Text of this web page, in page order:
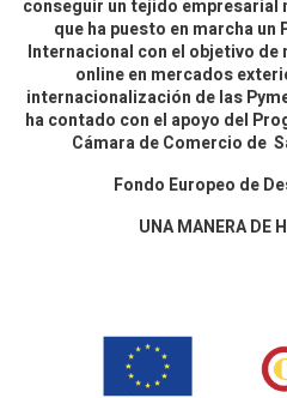
conseguir un tejido
que ha puesto en marcha
Internacional con el objetivo
online en mercados
internacionalización de las
ha contado con el apoyo del
Cámara de Comercio de
Fondo Europeo de
UNA MANERA DE